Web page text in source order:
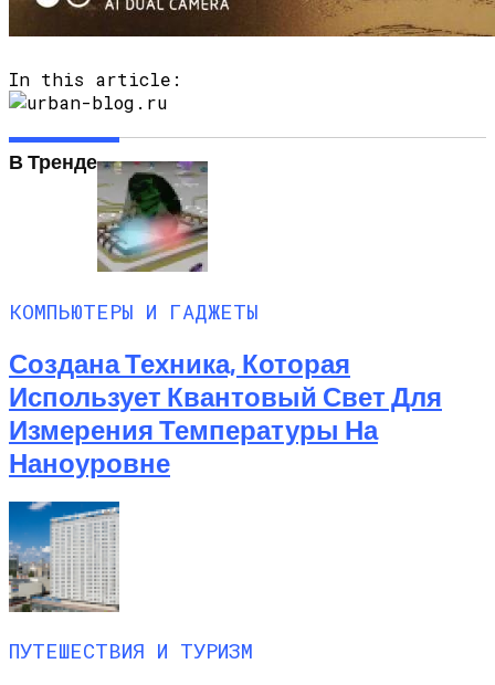
Любитель Приключенческого Туризма
Нашел В Америке Алмаз Весом 7.46
In this article:
В Тренде
КОМПЬЮТЕРЫ И ГАДЖЕТЫ
Создана Техника, Которая
Использует Квантовый Свет Для
Измерения Температуры На
Наноуровне
ПУТЕШЕСТВИЯ И ТУРИЗМ